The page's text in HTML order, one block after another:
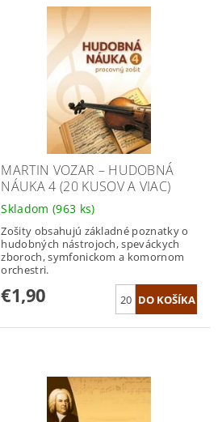
MARTIN VOZAR – HUDOBNÁ
NÁUKA 4 (20 KUSOV A VIAC)
Skladom (963 ks)
Zošity obsahujú základné poznatky o
hudobných nástrojoch, speváckych
zboroch, symfonickom a komornom
orchestri.
€1,90